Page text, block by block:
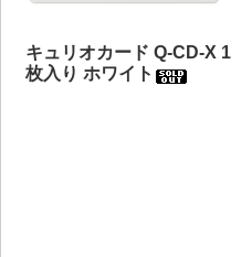
キュリオカード Q-CD-X 1
枚入り ホワイト